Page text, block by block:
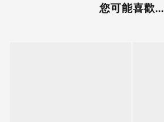
您可能喜歡...